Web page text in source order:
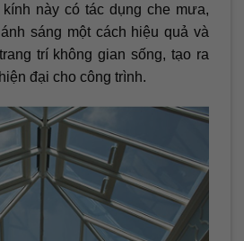
này có tác dụng che mưa,
sáng một cách hiệu quả và
trí không gian sống, tạo ra
đại cho công trình.